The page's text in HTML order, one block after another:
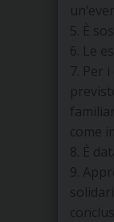
5. È
6. Le
7. Per
come
8. È
9.